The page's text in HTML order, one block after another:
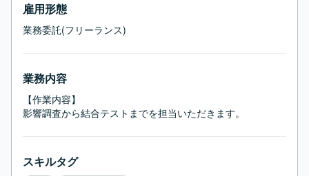
雇用形態
業務委託(フリーランス)
業務内容
【作業内容】
影響調査から結合テストまでを担当いただきます。
スキルタグ